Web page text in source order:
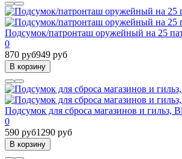
Подсумок/патронташ оружейный на 25
0
870 руб949 руб
В корзину
Подсумок для сброса магазинов и гильз,
0
590 руб1290 руб
В корзину